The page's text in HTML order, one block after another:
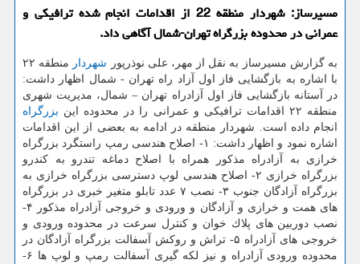
مسیرساز: شهردار منطقه 22 از اقدامات انجام شده ترافیكی و
عمرانی در محدوده بزرگراه تهران-شمال آگاهی داد.
به گزارش مسیرساز به نقل از مهر، علی نوذرپور شهردار
منطقه ۲۲
با اشاره به بازگشایی فاز اول آزاد راه تهران - شمال اظهار داشت:
در آستانه بازگشایی فاز اول آزادراه تهران – شمال، مدیریت شهری
منطقه ۲۲ اقدامات ترافیكی و عمرانی را در محدوده این
بزرگراه
انجام داده است. شهردار منطقه در ادامه به بعضی از این اقدامات
اشاره نمود و اظهار داشت: ۱- اصلاح هندسی رمپ راستگرد بزرگراه
خرازی به آزادراه مذكور همراه با اصلاح دماغه تندرو به كندرو
بزرگراه خرازی ۲- اصلاح هندسی لوپ دسترسی بزرگراه خرازی به
بزرگراه آزادگان جنوب ۳- نصب ۷ عدد تابلو متغیر خبری در بزرگراه
های همت و خرازی و آزادگان و ورودی و خروجی آزادراه مذكور ۴-
نصب دوربین های پلاك خوان و كنترل سرعت در محدوده ورودی و
خروجی های آزادراه ۵- تراش و روكش آسفالت بزرگراه آزادگان در
محدوده ورودی آزادراه و نیز لكه گیری آسفالت رمپ و لوپ ها ۶-